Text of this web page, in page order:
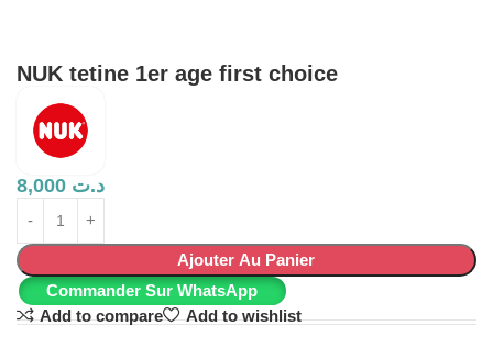
NUK tetine 1er age first choice
د.ت
Ajouter Au Panier
Commander Sur WhatsApp
Add to compare
Add to wishlist